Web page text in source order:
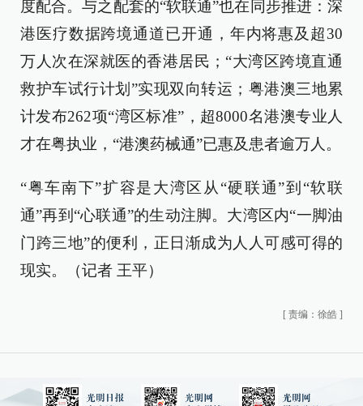
度配合。与之配套的“软联通”也在同步推进：深
港医疗数据跨境通道已开通，年内将惠及超30
万人次在深就医的香港居民；“大湾区跨境直通
救护车试行计划”实现双向转运；粤港澳三地累
计发布262项“湾区标准”，超8000名港澳专业人
才在粤执业，“港澳药械通”已惠及患者逾万人。
“粤车南下”扩容是大湾区从“硬联通”到“软联
通”再到“心联通”的生动注脚。大湾区内“一脚油
门跨三地”的便利，正日渐成为人人可感可得的
现实。（记者 王平）
[ 责编：徐皓 ]